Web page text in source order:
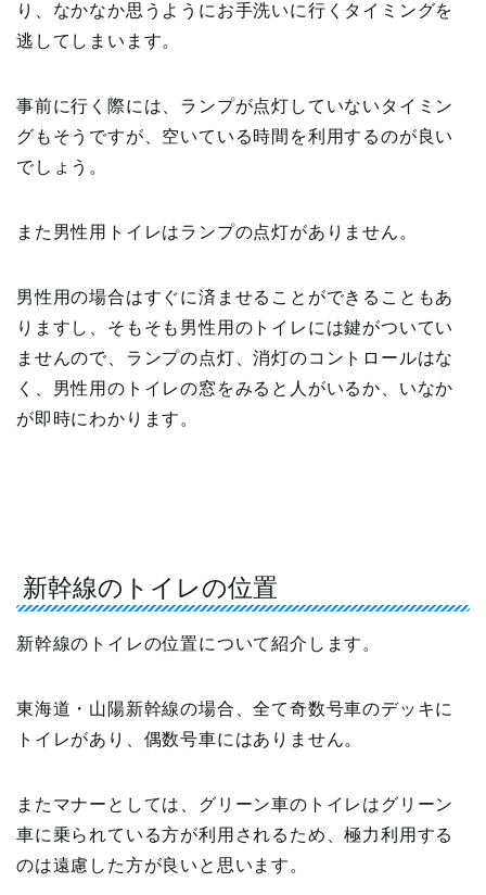
り、なかなか思うようにお手洗いに行くタイミングを
逃してしまいます。
事前に行く際には、ランプが点灯していないタイミン
グもそうですが、空いている時間を利用するのが良い
でしょう。
また男性用トイレはランプの点灯がありません。
男性用の場合はすぐに済ませることができることもあ
りますし、そもそも男性用のトイレには鍵がついてい
ませんので、ランプの点灯、消灯のコントロールはな
く、男性用のトイレの窓をみると人がいるか、いなか
が即時にわかります。
新幹線のトイレの位置
新幹線のトイレの位置について紹介します。
東海道・山陽新幹線の場合、全て奇数号車のデッキに
トイレがあり、偶数号車にはありません。
またマナーとしては、グリーン車のトイレはグリーン
車に乗られている方が利用されるため、極力利用する
のは遠慮した方が良いと思います。